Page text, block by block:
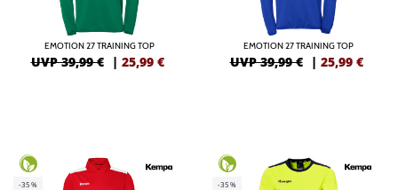
EMOTION 27 TRAINING TOP
UVP 39,99 € | 25,99 €
EMOTION 27 TRAINING TOP
UVP 39,99 € | 25,99 €
-35% -35%